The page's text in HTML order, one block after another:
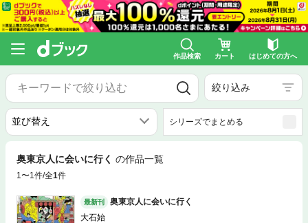
作品検索 カート はじめての方へ
絞り込み
シリーズでまとめる
奥東京人に会いに行く の作品一覧
1〜1件/全1件
最新刊
奥東京人に会いに行く
大石始